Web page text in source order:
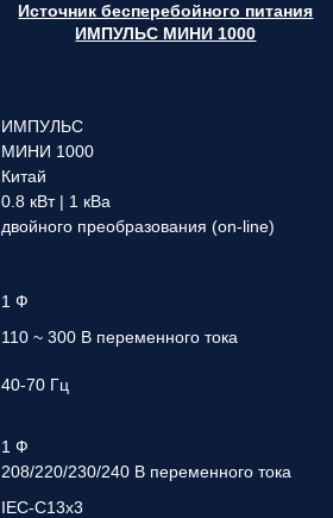
Источник бесперебойного питания
ИМПУЛЬС МИНИ 1000
ИМПУЛЬС
МИНИ 1000
Китай
0.8 кВт | 1 кВа
двойного преобразования (on-line)
1 Ф
110 ~ 300 В переменного тока
40-70 Гц
1 Ф
208/220/230/240 В переменного тока
IEC-C13x3